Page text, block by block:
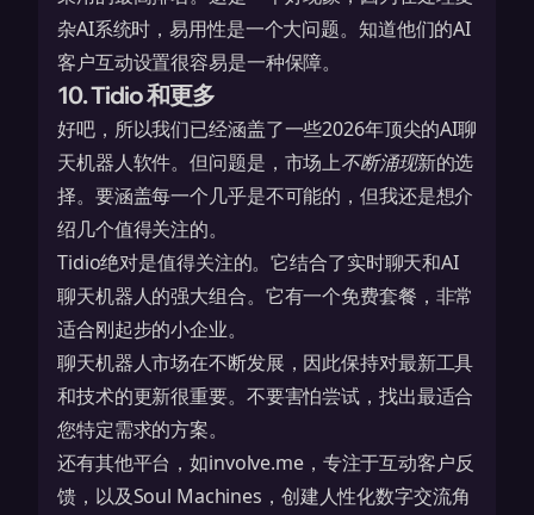
杂AI系统时，易用性是一个大问题。知道他们的AI
客户互动设置很容易是一种保障。
10. Tidio 和更多
好吧，所以我们已经涵盖了一些2026年顶尖的AI聊
天机器人软件。但问题是，市场上不断涌现新的选
择。要涵盖每一个几乎是不可能的，但我还是想介
绍几个值得关注的。
Tidio绝对是值得关注的。它结合了实时聊天和AI
聊天机器人的强大组合。它有一个免费套餐，非常
适合刚起步的小企业。
聊天机器人市场在不断发展，因此保持对最新工具
和技术的更新很重要。不要害怕尝试，找出最适合
您特定需求的方案。
还有其他平台，如involve.me，专注于互动客户反
馈，以及Soul Machines，创建人性化数字交流角